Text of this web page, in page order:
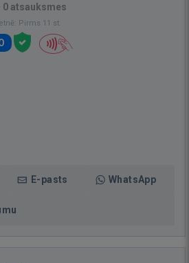
0 atsauksmes
Pirms 11 st.
E-pasts WhatsApp